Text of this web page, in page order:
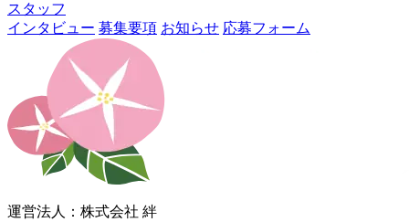
スタッフ
インタビュー 募集要項 お知らせ 応募フォーム
運営法人：株式会社 絆